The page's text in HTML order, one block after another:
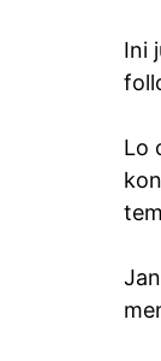
Ini
Lo